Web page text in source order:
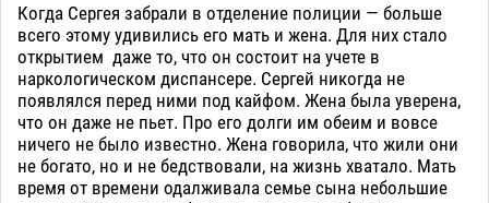
Когда Сергея забрали в отделение полиции — больше
всего этому удивились его мать и жена. Для них стало
открытием даже то, что он состоит на учете в
наркологическом диспансере. Сергей никогда не
появлялся перед ними под кайфом. Жена была уверена,
что он даже не пьет. Про его долги им обеим и вовсе
ничего не было известно. Жена говорила, что жили они
не богато, но и не бедствовали, на жизнь хватало. Мать
время от времени одалживала семье сына небольшие